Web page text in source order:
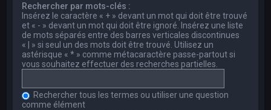
Rechercher par mots-clés :
Insérez le caractère « + » devant un mot qui doit être trouvé
et « - » devant un mot qui doit être ignoré. Insérez une liste
de mots séparés entre des barres verticales discontinues
« | » si seul un des mots doit être trouvé. Utilisez un
astérisque « * » comme métacaractère passe-partout si
vous souhaitez effectuer des recherches partielles.
Rechercher tous les termes ou utiliser une question
comme élément